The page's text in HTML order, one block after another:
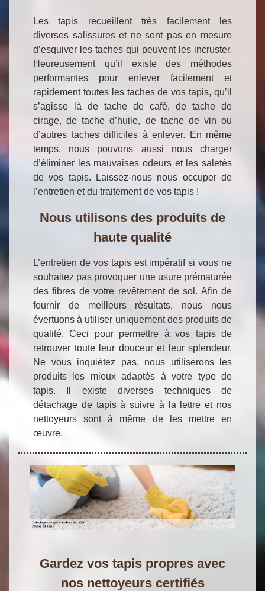
Les tapis recueillent très facilement les
diverses salissures et ne sont pas en mesure
d’esquiver les taches qui peuvent les incruster.
Heureusement qu’il existe des méthodes
performantes pour enlever facilement et
rapidement toutes les taches de vos tapis, qu’il
s’agisse là de tache de café, de tache de
cirage, de tache d’huile, de tache de vin ou
d’autres taches difficiles à enlever. En même
temps, nous pouvons aussi nous charger
d’éliminer les mauvaises odeurs et les saletés
de vos tapis. Laissez-nous nous occuper de
l’entretien et du traitement de vos tapis !
Nous utilisons des produits de
haute qualité
L’entretien de vos tapis est impératif si vous ne
souhaitez pas provoquer une usure prématurée
des fibres de votre revêtement de sol. Afin de
fournir de meilleurs résultats, nous nous
évertuons à utiliser uniquement des produits de
qualité. Ceci pour permettre à vos tapis de
retrouver toute leur douceur et leur splendeur.
Ne vous inquiétez pas, nous utiliserons les
produits les mieux adaptés à votre type de
tapis. Il existe diverses techniques de
détachage de tapis à suivre à la lettre et nos
nettoyeurs sont à même de les mettre en
œuvre.
Gardez vos tapis propres avec
nos nettoyeurs certifiés